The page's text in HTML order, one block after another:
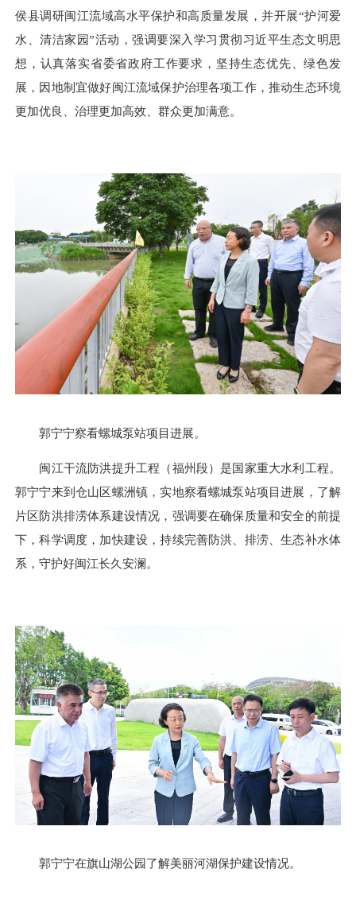
侯县调研闽江流域高水平保护和高质量发展，并开展“护河爱
水、清洁家园”活动，强调要深入学习贯彻习近平生态文明思
想，认真落实省委省政府工作要求，坚持生态优先、绿色发
展，因地制宜做好闽江流域保护治理各项工作，推动生态环境
更加优良、治理更加高效、群众更加满意。
郭宁宁察看螺城泵站项目进展。
闽江干流防洪提升工程（福州段）是国家重大水利工程。
郭宁宁来到仓山区螺洲镇，实地察看螺城泵站项目进展，了解
片区防洪排涝体系建设情况，强调要在确保质量和安全的前提
下，科学调度，加快建设，持续完善防洪、排涝、生态补水体
系，守护好闽江长久安澜。
郭宁宁在旗山湖公园了解美丽河湖保护建设情况。